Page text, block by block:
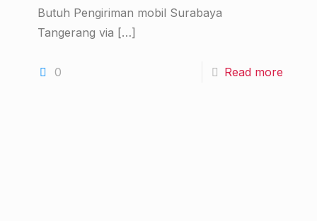
Butuh Pengiriman mobil Surabaya
Tangerang via […]
0 Read more